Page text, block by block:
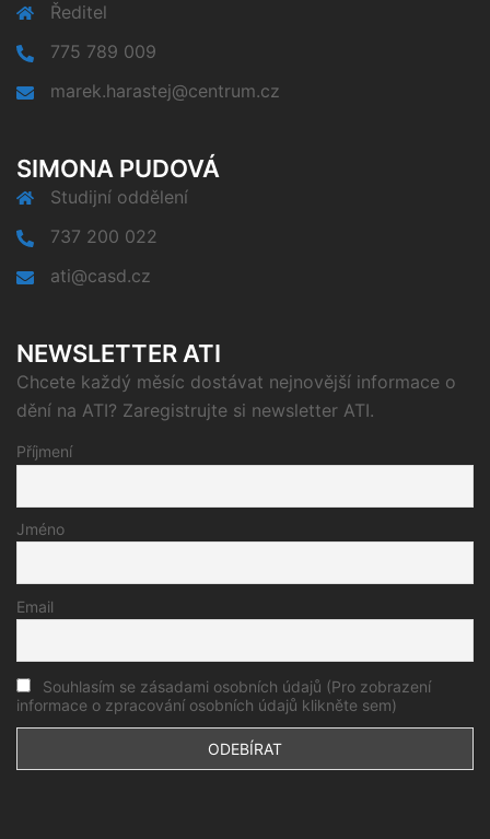
Ředitel
775 789 009
marek.harastej@centrum.cz
SIMONA PUDOVÁ
Studijní oddělení
737 200 022
ati@casd.cz
NEWSLETTER ATI
Chcete každý měsíc dostávat nejnovější informace o
dění na ATI? Zaregistrujte si newsletter ATI.
Příjmení
Jméno
Email
Souhlasím se zásadami osobních údajů (Pro zobrazení
informace o zpracování osobních údajů klikněte sem)